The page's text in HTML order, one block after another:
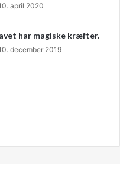
april 2020
har magiske kræfter.
december 2019